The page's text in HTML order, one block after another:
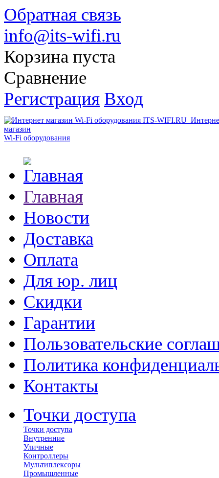
Обратная связь
info@its-wifi.ru
Корзина пуста
Сравнение
Регистрация Вход
магазин
Wi-Fi оборудования
Главная
Новости
Доставка
Оплата
Для юр. лиц
Скидки
Гарантии
Пользовательские
Политика
Контакты
Точки доступа
Точки доступа
Внутренние
Уличные
Контроллеры
Мультиплексоры
Промышленные